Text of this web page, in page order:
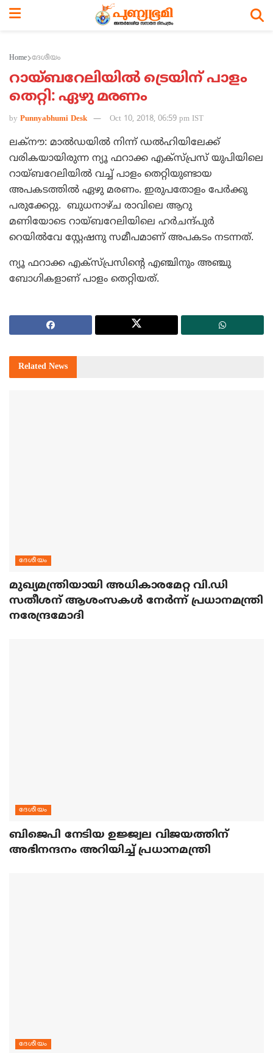
Home ദേശീയം
റായ്ബറേലിയില്‍ ട്രെയിന് പാളം
തെറ്റി: ഏഴു മരണം
by Punnyabhumi Desk Oct 10, 2018, 06:59 pm IST
ലക്‌നൗ: മാല്‍ഡയില്‍ നിന്ന് ഡല്‍ഹിയിലേക്ക്
വരികയായിരുന്ന ന്യൂ ഫറാക്ക എക്‌സ്പ്രസ് യുപിയിലെ
റായ്ബറേലിയില്‍ വച്ച് പാളം തെറ്റിയുണ്ടായ
അപകടത്തില്‍ ഏഴു മരണം. ഇരുപതോളം പേര്‍ക്കു
പരുക്കേറ്റു. ബുധനാഴ്ച രാവിലെ ആറു
മണിയോടെ റായ്ബറേലിയിലെ ഹര്‍ചന്ദ്പുര്‍
റെയില്‍വേ സ്റ്റേഷനു സമീപമാണ് അപകടം നടന്നത്.
ന്യൂ ഫറാക്ക എക്‌സ്പ്രസിന്റെ എഞ്ചിനും അഞ്ചു
ബോഗികളാണ് പാളം തെറ്റിയത്.
Related News
ദേശീയം
മുഖ്യമന്ത്രിയായി അധികാരമേറ്റ വി.ഡി
സതീശന് ആശംസകള്‍ നേര്‍ന്ന് പ്രധാനമന്ത്രി
നരേന്ദ്രമോദി
ദേശീയം
ബിജെപി നേടിയ ഉജ്ജ്വല വിജയത്തിന്
അഭിനന്ദനം അറിയിച്ച് പ്രധാനമന്ത്രി
ദേശീയം